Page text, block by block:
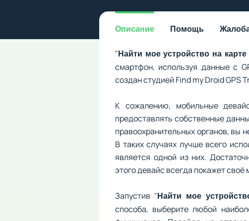
Описание Помощь
" Найти мое устройство на
смартфон, используя данные с
создан студией Find my Droid GPS
К сожалению, мобильные
предоставлять собственные
правоохранительных органов, вы
В таких случаях лучше всего
является одной из них.
этого девайс всегда покажет
Запустив " Найти мое
способа, выберите любой